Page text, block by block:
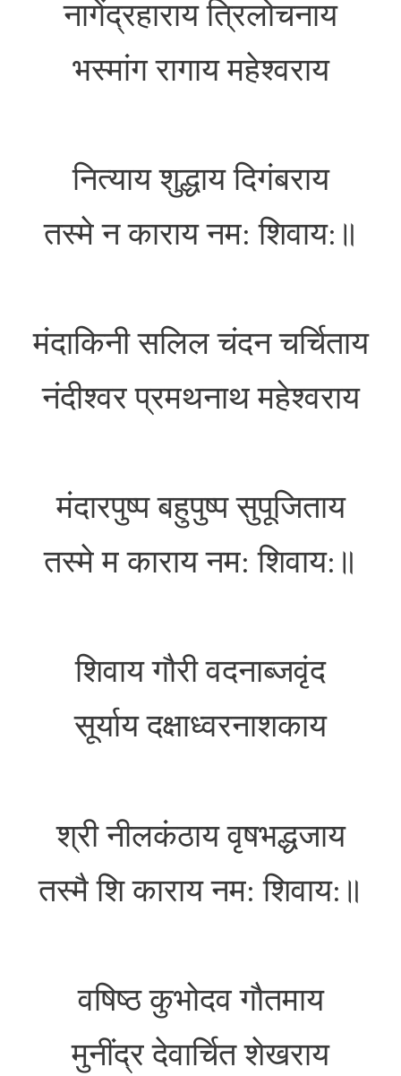
नागेंद्रहाराय त्रिलोचनाय
भस्मांग रागाय महेश्वराय
नित्याय शुद्धाय दिगंबराय
तस्मे न काराय नम: शिवाय:॥
मंदाकिनी सलिल चंदन चर्चिताय
नंदीश्वर प्रमथनाथ महेश्वराय
मंदारपुष्प बहुपुष्प सुपूजिताय
तस्मे म काराय नम: शिवाय:॥
शिवाय गौरी वदनाब्जवृंद
सूर्याय दक्षाध्वरनाशकाय
श्री नीलकंठाय वृषभद्धजाय
तस्मै शि काराय नम: शिवाय:॥
वषिष्ठ कुभोदव गौतमाय
मुनींद्र देवार्चित शेखराय